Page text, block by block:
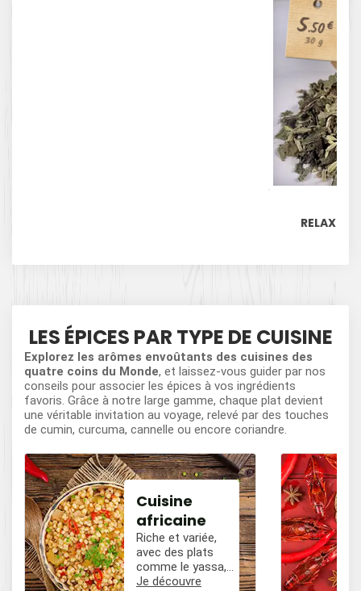
5.50€
30 g
RELAX
LES ÉPICES PAR TYPE DE CUISINE
Explorez les arômes envoûtants des cuisines des
quatre coins du Monde, et laissez-vous guider par nos
conseils pour associer les épices à vos ingrédients
favoris. Grâce à notre large gamme, chaque plat devient
une véritable invitation au voyage, relevé par des touches
de cumin, curcuma, cannelle ou encore coriandre.
Cuisine
africaine
Riche et variée,
avec des plats
comme le yassa,
le poulet mafé, et
Je découvre